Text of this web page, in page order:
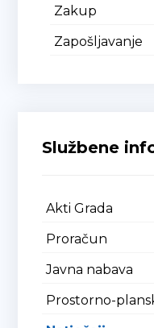
Zakup
Zapošljavanje
Službene
Akti Grada
Proračun
Javna nabava
Prostorno-